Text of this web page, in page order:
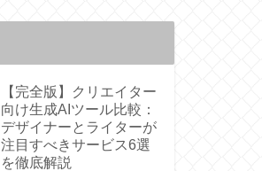
【完全版】クリエイター
向け生成AIツール比較：
デザイナーとライターが
注目すべきサービス6選
を徹底解説